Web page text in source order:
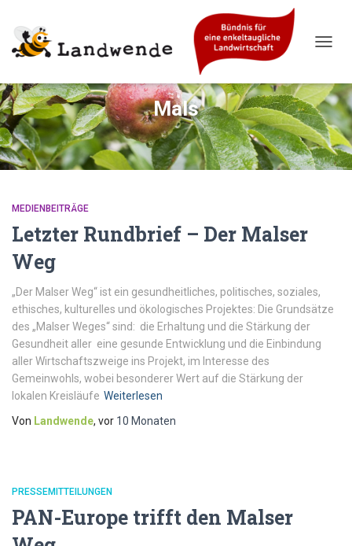
Mals
MEDIENBEITRÄGE
Letzter Rundbrief – Der Malser
Weg
„Der Malser Weg“ ist ein gesundheitliches, politisches, soziales,
ethisches, kulturelles und ökologisches Projektes: Die Grundsätze
des „Malser Weges“ sind: die Erhaltung und die Stärkung der
Gesundheit aller eine gesunde Entwicklung und die Einbindung
aller Wirtschaftszweige ins Projekt, im Interesse des
Gemeinwohls, wobei besonderer Wert auf die Stärkung der
lokalen Kreisläufe Weiterlesen
Von Landwende, vor 10 Monaten
PRESSEMITTEILUNGEN
PAN-Europe trifft den Malser